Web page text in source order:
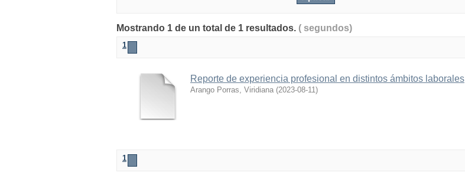
Mostrando 1 de un total de 1 resultados. ( segundos)
1
Reporte de experiencia profesional en distintos ámbitos laborales
Arango Porras, Viridiana (2023-08-11)
1